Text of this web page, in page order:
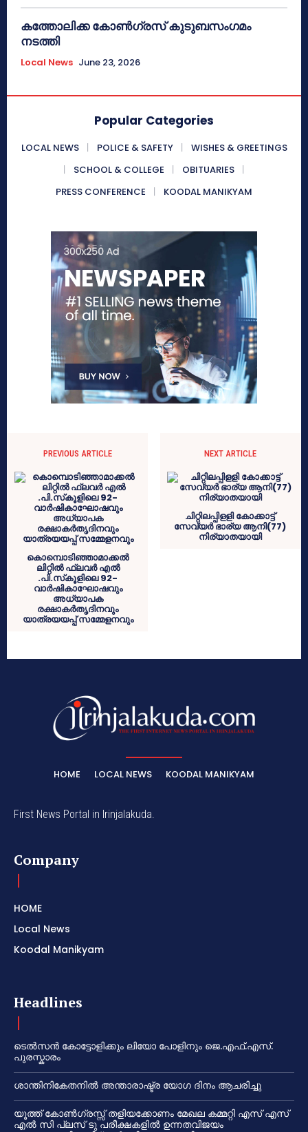
കത്തോലിക്ക കോൺഗ്രസ് കുടുബസംഗമം
നടത്തി
Local News June 23, 2026
Popular Categories
LOCAL NEWS POLICE & SAFETY
WISHES & GREETINGS
SCHOOL & COLLEGE
OBITUARIES
PRESS CONFERENCE
KOODAL MANIKYAM
PREVIOUS ARTICLE
കൊമ്പൊടിഞ്ഞാമാക്കല്‍
ലിറ്റില്‍ ഫ്‌ലവര്‍ എല്‍
.പി.സ്‌കൂളിലെ 92-
വാര്‍ഷികാഘോഷവും
അധ്യാപക
രക്ഷാകര്‍തൃദിനവും
യാത്രയയപ്പ് സമ്മേളനവും
NEXT ARTICLE
ചിറ്റിലപ്പിളളി കോക്കാട്ട്
സേവ്യര്‍ ഭാര്യ ആനി(77)
നിര്യാതയായി
HOME LOCAL NEWS KOODAL MANIKYAM
First News Portal in Irinjalakuda.
Company
HOME
Local News
Koodal Manikyam
Headlines
ടെൽസൻ കോട്ടോളിക്കും ലിയോ പോളിനും ജെ.എഫ്.എസ്.
പുരസ്കാരം
ശാന്തിനികേതനിൽ അന്താരാഷ്ട്ര യോഗ ദിനം ആചരിച്ചു
യൂത്ത് കോൺഗ്രസ്സ് തളിയക്കോണം മേഖല കമ്മറ്റി എസ് എസ്
എൽ സി പ്ലസ് ടു പരീക്ഷകളിൽ ഉന്നതവിജയം